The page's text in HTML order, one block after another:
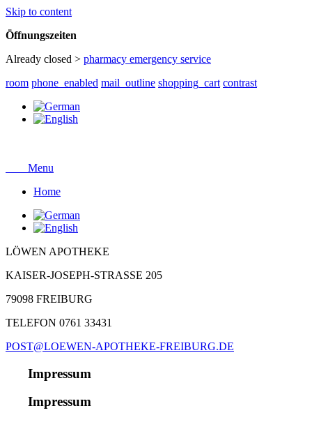
Skip to content
Öffnungszeiten
Already closed > pharmacy emergency service
room phone_enabled mail_outline shopping_cart contrast
Menu
Home
LÖWEN APOTHEKE
KAISER-JOSEPH-STRASSE 205
79098 FREIBURG
TELEFON 0761 33431
POST@LOEWEN-APOTHEKE-FREIBURG.DE
Impressum
Impressum